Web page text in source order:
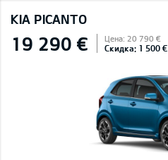
KIA PICANTO
19 290 € Цена: 20 790 €
Скидка: 1 500 €